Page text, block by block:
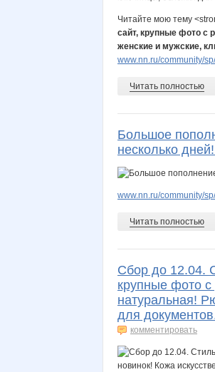
Читайте мою тему
сайт, крупные фото с
женские и мужские,
www.nn.ru/community/
Читать полностью
Большое
несколько
www.nn.ru/community/
Читать полностью
Сбор до 12.04.
крупные фото с
натуральная!
для
комментировать